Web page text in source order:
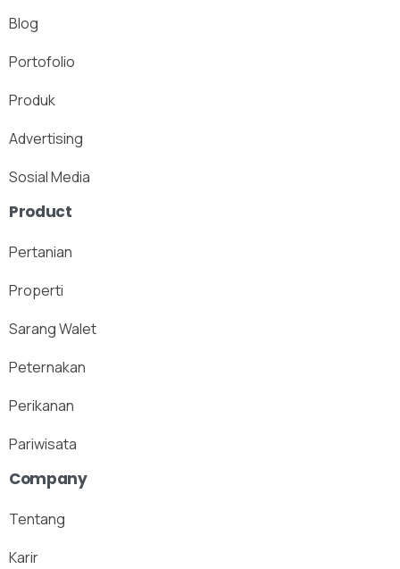
Blog
Portofolio
Produk
Advertising
Sosial Media
Product
Pertanian
Properti
Sarang Walet
Peternakan
Perikanan
Pariwisata
Company
Tentang
Karir